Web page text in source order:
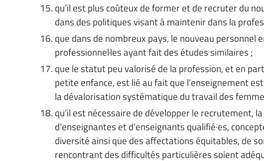
qu’il est plus coûteux de former et de recruter du
dans des politiques visant à maintenir dans la
que dans de nombreux pays, le nouveau personnel
professionnel·les ayant fait des études similaires ;
que le statut peu valorisé de la profession, et en
petite enfance, est lié au fait que l’enseignement
la dévalorisation systématique du travail des
qu’il est nécessaire de développer le recrutement,
d'enseignantes et d’enseignants qualifié·es,
diversité ainsi que des affectations équitables, de
rencontrant des difficultés particulières soient